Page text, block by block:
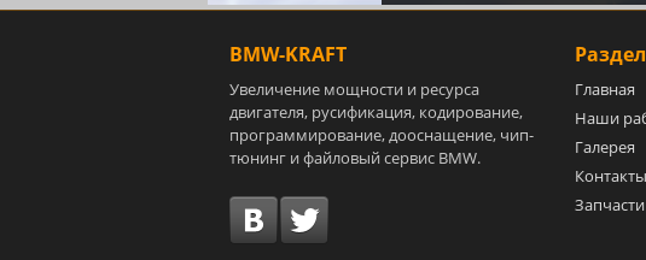
BMW-KRAFT
Увеличение мощности и ресурса
двигателя, русификация, кодирование,
программирование, дооснащение, чип-
тюнинг и файловый сервис BMW.
Главная
Наши
Галерея
Контакты
Запчасти